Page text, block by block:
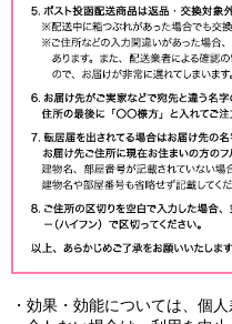
・効果・効能については、個